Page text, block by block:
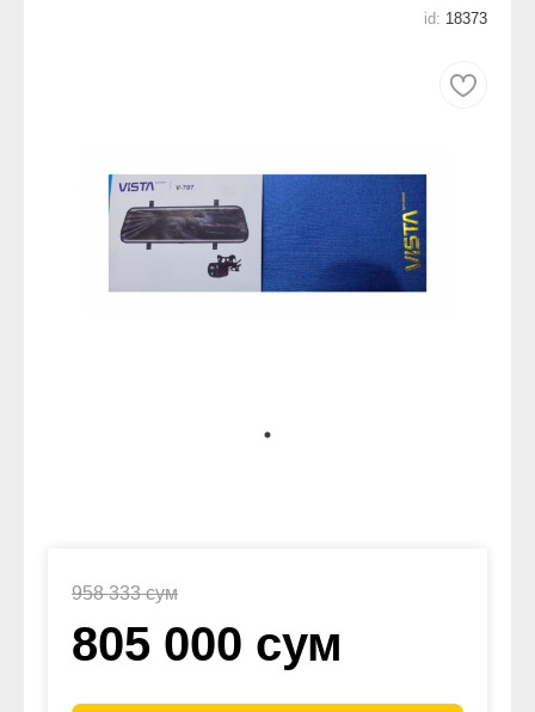
id: 18373
958 333 сум
805 000 сум